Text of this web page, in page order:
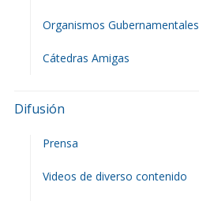
Organismos Gubernamentales
Cátedras Amigas
Difusión
Prensa
Videos de diverso contenido